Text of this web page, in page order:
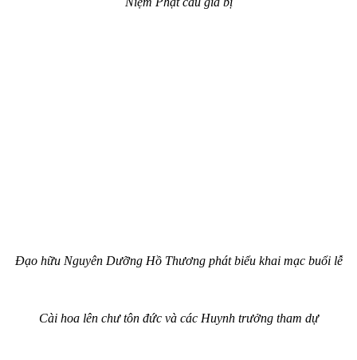
Đạo hữu Nguyên Dưỡng Hồ Thương phát biểu khai mạc buổi lễ
Cài hoa lên chư tôn đức và các Huynh trưởng tham dự